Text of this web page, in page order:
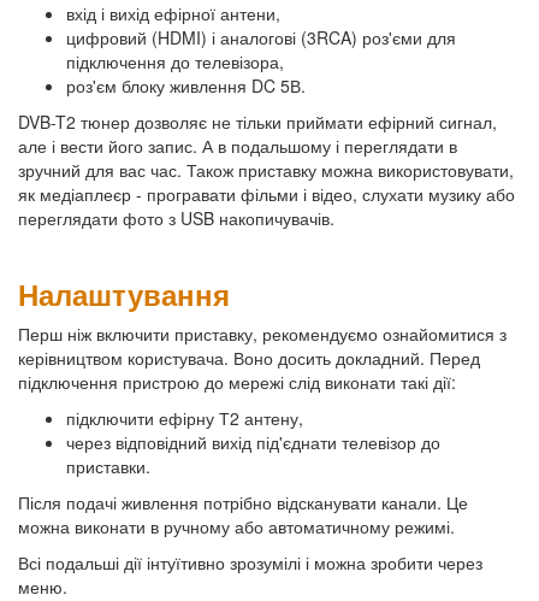
вхід і вихід ефірної антени,
цифровий (HDMI) і аналогові (3RCA) роз'єми для
підключення до телевізора,
роз'єм блоку живлення DC 5В.
DVB-T2 тюнер дозволяє не тільки приймати ефірний сигнал,
але і вести його запис. А в подальшому і переглядати в
зручний для вас час. Також приставку можна використовувати,
як медіаплеєр - програвати фільми і відео, слухати музику або
переглядати фото з USB накопичувачів.
Налаштування
Перш ніж включити приставку, рекомендуємо ознайомитися з
керівництвом користувача. Воно досить докладний. Перед
підключення пристрою до мережі слід виконати такі дії:
підключити ефірну Т2 антену,
через відповідний вихід під'єднати телевізор до
приставки.
Після подачі живлення потрібно відсканувати канали. Це
можна виконати в ручному або автоматичному режимі.
Всі подальші дії інтуїтивно зрозумілі і можна зробити через
меню.